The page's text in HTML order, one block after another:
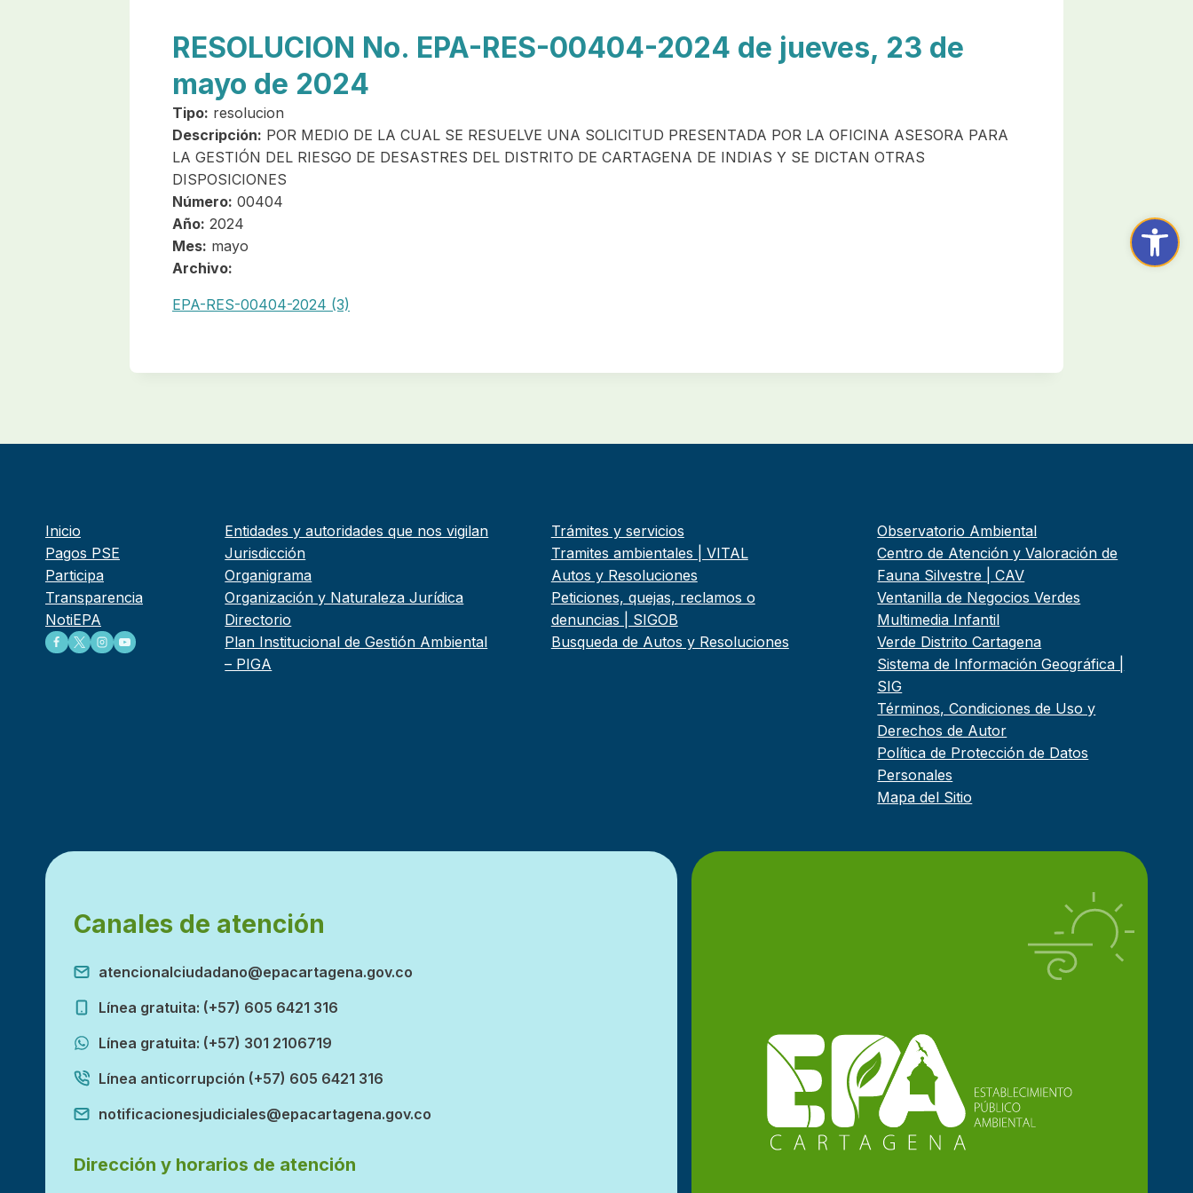
Abrir
RESOLUCION No. EPA-RES-00404-2024 de jueves, 23 de
mayo de 2024
Tipo: resolucion
Descripción: POR MEDIO DE LA CUAL SE RESUELVE UNA SOLICITUD PRESENTADA POR LA OFICINA ASESORA PARA
LA GESTIÓN DEL RIESGO DE DESASTRES DEL DISTRITO DE CARTAGENA DE INDIAS Y SE DICTAN OTRAS
DISPOSICIONES
Número: 00404
Año: 2024
Mes: mayo
Archivo:
EPA-RES-00404-2024 (3)
Inicio
Pagos PSE
Participa
Transparencia
NotiEPA
Entidades y autoridades que nos vigilan
Jurisdicción
Organigrama
Organización y Naturaleza Jurídica
Directorio
Plan Institucional de Gestión Ambiental
– PIGA
Trámites y servicios
Tramites ambientales | VITAL
Autos y Resoluciones
Peticiones, quejas, reclamos o
denuncias | SIGOB
Busqueda de Autos y Resoluciones
Observatorio Ambiental
Centro de Atención y Valoración de
Fauna Silvestre | CAV
Ventanilla de Negocios Verdes
Multimedia Infantil
Verde Distrito Cartagena
Sistema de Información Geográfica |
SIG
Términos, Condiciones de Uso y
Derechos de Autor
Política de Protección de Datos
Personales
Mapa del Sitio
Canales de atención
atencionalciudadano@epacartagena.gov.co
Línea gratuita: (+57) 605 6421 316
Línea gratuita: (+57) 301 2106719
Línea anticorrupción (+57) 605 6421 316
notificacionesjudiciales@epacartagena.gov.co
Dirección y horarios de atención